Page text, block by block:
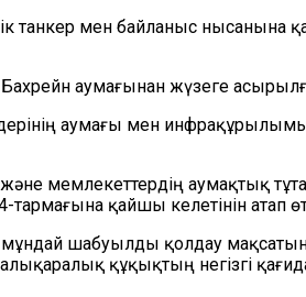
танкер мен байланыс
аумағынан жүзеге
аумағы мен
мемлекеттердің аумақтық
қайшы келетінін атап
шабуылды қолдау
құқықтың негізгі